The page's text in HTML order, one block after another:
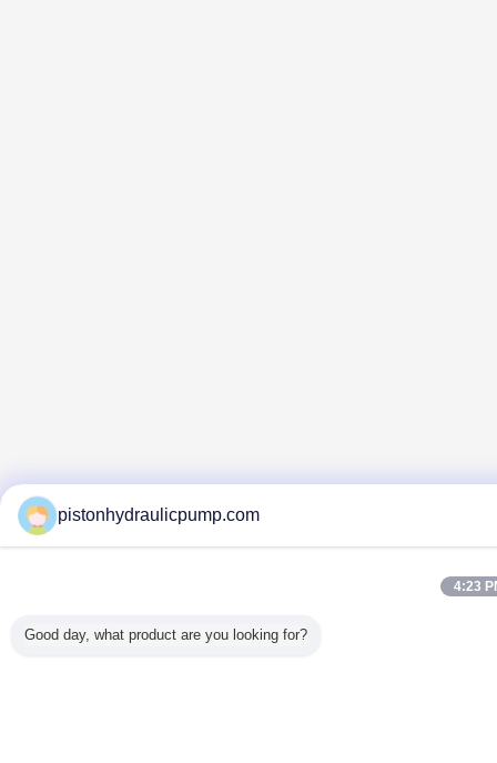
pistonhydraulicpump.com
4:23
Good day, what product are you looking for?